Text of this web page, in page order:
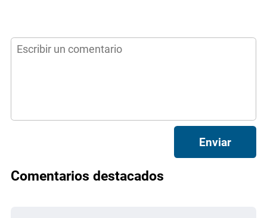
Enviar
Comentarios destacados